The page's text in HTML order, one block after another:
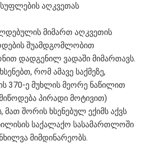
აღკვეთას
მიმართ აღკვეთის
შუამდგომლობით
დადგენილ ვადაში მიმართავს.
რომ ამავე საქმეზე,
370-ე მუხლის მეორე ნაწილით
პირადი მოტივით)
შორის ხსენებულ ექიმს აქვს
საქალაქო სასამართლოში
მიმდინარეობს.